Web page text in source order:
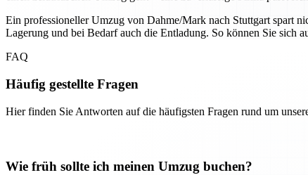
Ein professioneller Umzug von Dahme/Mark nach Stuttgart spart
Lagerung und bei Bedarf auch die Entladung. So können Sie sich
FAQ
Häufig gestellte Fragen
Hier finden Sie Antworten auf die häufigsten Fragen rund um
Wie früh sollte ich meinen Umzug buchen?